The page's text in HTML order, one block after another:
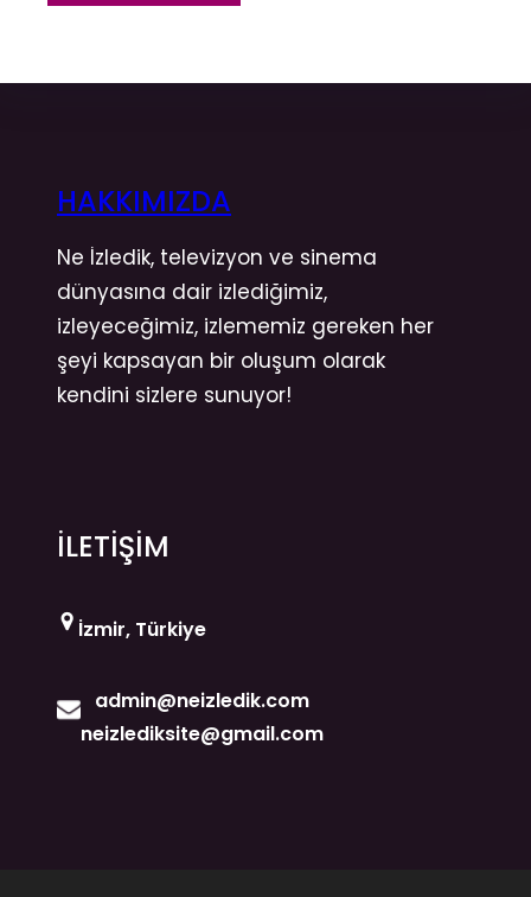
HAKKIMIZDA
Ne İzledik, televizyon ve sinema
dünyasına dair izlediğimiz,
izleyeceğimiz, izlememiz gereken her
şeyi kapsayan bir oluşum olarak
kendini sizlere sunuyor!
İLETİŞİM
İzmir, Türkiye
admin@neizledik.com
neizlediksite@gmail.com